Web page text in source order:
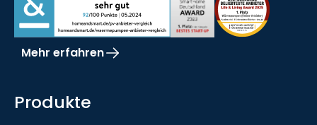
Mehr erfahren
Produkte